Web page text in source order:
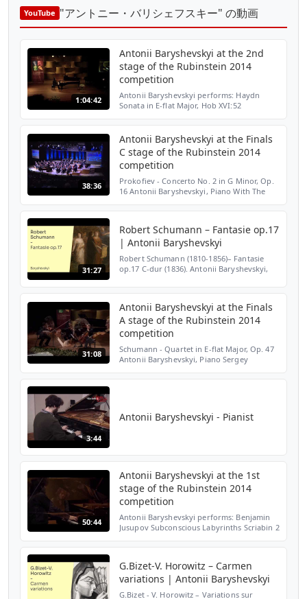
YouTube "アントニー・バリシェフスキー" の動画
1:04:42
Antonii Baryshevskyi at the 2nd
stage of the Rubinstein 2014
competition
Antonii Baryshevskyi performs: Haydn
Sonata in E-flat Major, Hob XVI:52
Jésus: No. 11: "Premiè...
38:36
Antonii Baryshevskyi at the Finals
C stage of the Rubinstein 2014
competition
Prokofiev - Concerto No. 2 in G Minor, Op.
16 Antonii Baryshevskyi, Piano With The
31:27
Robert Schumann – Fantasie op.17
| Antonii Baryshevskyi
Robert Schumann (1810-1856)– Fantasie
op.17 C-dur (1836). Antonii Baryshevskyi,
31:08
Antonii Baryshevskyi at the Finals
A stage of the Rubinstein 2014
competition
Schumann - Quartet in E-flat Major, Op. 47
Antonii Baryshevskyi, Piano Sergey
3:44
Antonii Baryshevskyi - Pianist
50:44
Antonii Baryshevskyi at the 1st
stage of the Rubinstein 2014
competition
Antonii Baryshevskyi performs: Benjamin
Jusupov Subconscious Labyrinths Scriabin 2
G.Bizet-V. Horowitz – Carmen
variations | Antonii Baryshevskyi
G.Bizet - V. Horowitz – Variations sur